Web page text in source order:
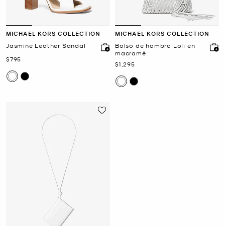
MICHAEL KORS COLLECTION
Jasmine Leather Sandal
Ahora
$795
MICHAEL KORS COLLECTION
Bolso de hombro Loli en
macramé
Ahora
$1,295